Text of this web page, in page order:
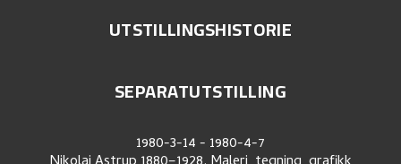
UTSTILLINGSHISTORIE
SEPARATUTSTILLING
1980-3-14- 1980-4-7